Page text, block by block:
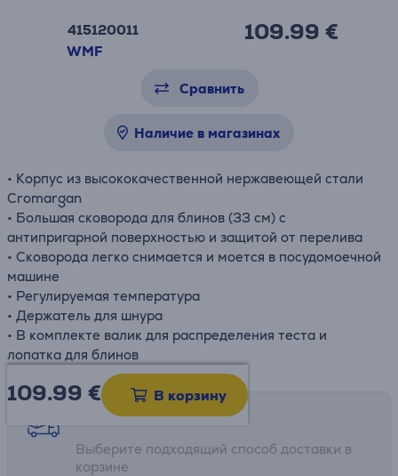
415120011
WMF
109.99 €
Сравнить
Наличие в магазинах
• Корпус из высококачественной нержавеющей стали
Cromargan
• Большая сковорода для блинов (33 см) с
антипригарной поверхностью и защитой от перелива
• Сковорода легко снимается и моется в посудомоечной
машине
• Регулируемая температура
• Держатель для шнура
• В комплекте валик для распределения теста и
лопатка для блинов
109.99 € В корзину
Возможности доставки
Выберите подходящий способ доставки в
корзине